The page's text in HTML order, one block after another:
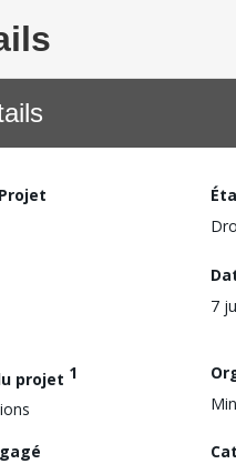
7
projet 1